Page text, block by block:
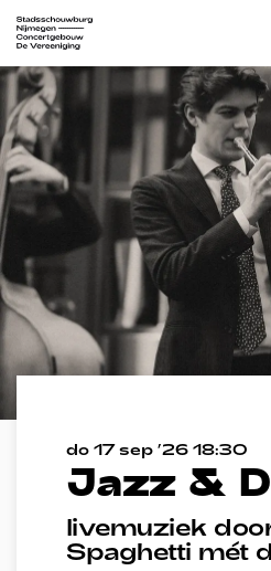
Jazz &
livemuziek
Spaghetti mét
do 17 sep ’26 18:30
Inzoomen